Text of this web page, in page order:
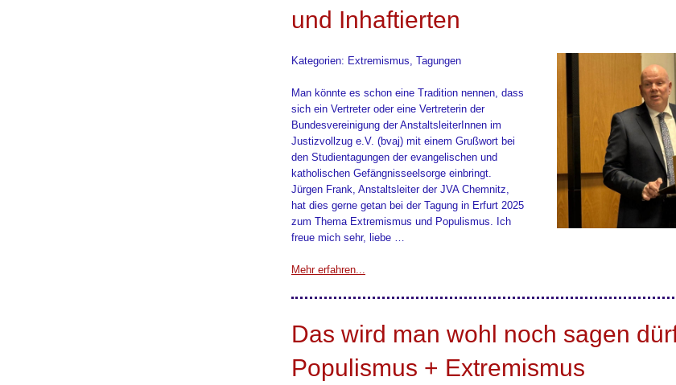
und Inhaftierten
Kategorien: Extremismus, Tagungen
Man könnte es schon eine Tradition nennen, dass
sich ein Vertreter oder eine Vertreterin der
Bundesvereinigung der AnstaltsleiterInnen im
Justizvollzug e.V. (bvaj) mit einem Grußwort bei
den Studientagungen der evangelischen und
katholischen Gefängnisseelsorge einbringt.
Jürgen Frank, Anstaltsleiter der JVA Chemnitz,
hat dies gerne getan bei der Tagung in Erfurt 2025
zum Thema Extremismus und Populismus. Ich
freue mich sehr, liebe …
Mehr erfahren...
Das wird man wohl noch sagen
Populismus + Extremismus